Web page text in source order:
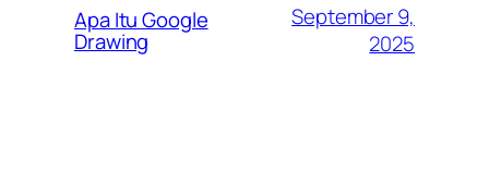
Apa Itu Google
Drawing
September 9,
2025